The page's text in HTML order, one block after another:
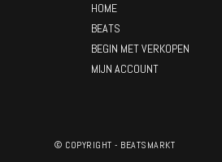
HOME
BEATS
BEGIN MET VERKOPEN
MIJN ACCOUNT
© COPYRIGHT - BEATSMARKT